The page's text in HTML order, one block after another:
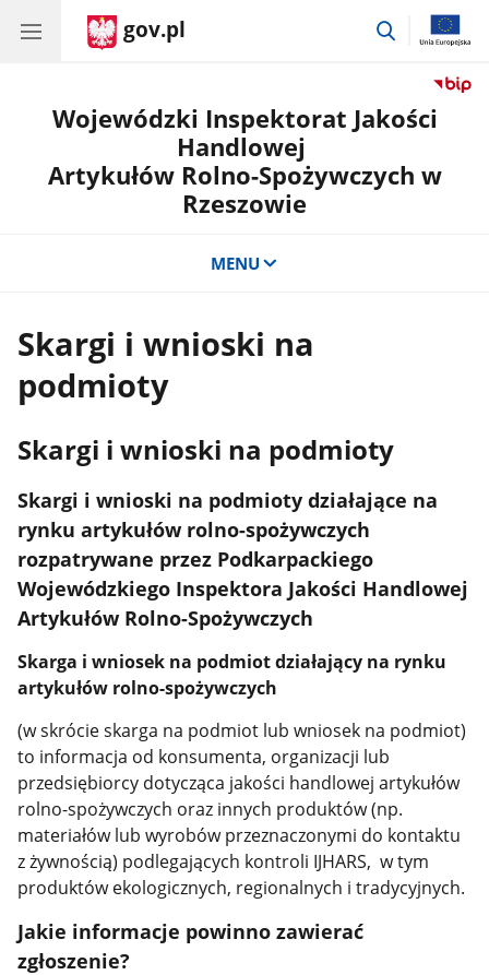
gov.pl
przejdź
Wojewódzki Inspektorat Jakości
Handlowej
Artykułów Rolno-Spożywczych w
Rzeszowie
MENU
Skargi i wnioski na
podmioty
Skargi i wnioski na podmioty
Skargi i wnioski na podmioty działające na
rynku artykułów rolno-spożywczych
rozpatrywane przez Podkarpackiego
Wojewódzkiego Inspektora Jakości Handlowej
Artykułów Rolno-Spożywczych
Skarga i wniosek na podmiot działający na rynku
artykułów rolno-spożywczych
(w skrócie skarga na podmiot lub wniosek na podmiot)
to informacja od konsumenta, organizacji lub
przedsiębiorcy dotycząca jakości handlowej artykułów
rolno-spożywczych oraz innych produktów (np.
materiałów lub wyrobów przeznaczonymi do kontaktu
z żywnością) podlegających kontroli IJHARS, w tym
produktów ekologicznych, regionalnych i tradycyjnych.
Jakie informacje powinno zawierać
zgłoszenie?